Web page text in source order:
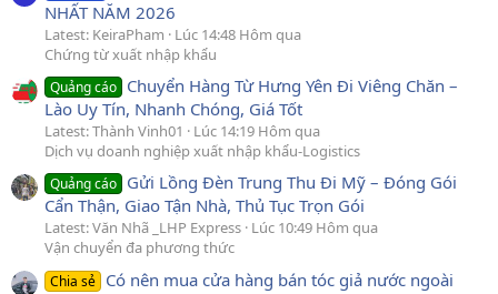
NHẤT NĂM 2026
Latest: KeiraPham
Lúc 14:48 Hôm qua
Chứng từ xuất nhập khẩu
Quảng cáo Chuyển Hàng Từ Hưng Yên Đi Viêng Chăn –
Lào Uy Tín, Nhanh Chóng, Giá Tốt
Latest: Thành Vinh01
Lúc 14:19 Hôm qua
Dịch vụ doanh nghiệp xuất nhập khẩu-Logistics
Quảng cáo Gửi Lồng Đèn Trung Thu Đi Mỹ – Đóng Gói
Cẩn Thận, Giao Tận Nhà, Thủ Tục Trọn Gói
Latest: Văn Nhã _LHP Express Lúc 10:49 Hôm qua
Vận chuyển đa phương thức
Chia sẻ Có nên mua cửa hàng bán tóc giả nước ngoài